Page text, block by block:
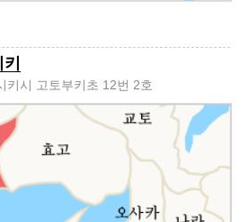
키시 고토부키초 12번 2호